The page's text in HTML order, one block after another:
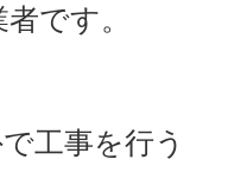
です。
工事を行う